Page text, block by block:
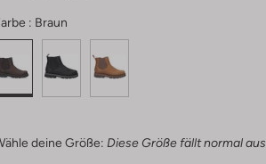
: Braun
deine Größe: Diese Größe fällt normal aus